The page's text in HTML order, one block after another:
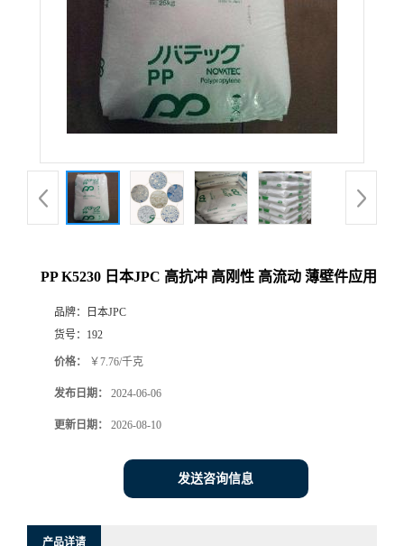
PP K5230 日本JPC 高抗冲 高刚性 高流动 薄壁件应用
品牌：
日本JPC
货号： 192
价格： ￥7.76/千克
发布日期： 2024-06-06
更新日期： 2026-08-10
发送咨询信息
产品详请